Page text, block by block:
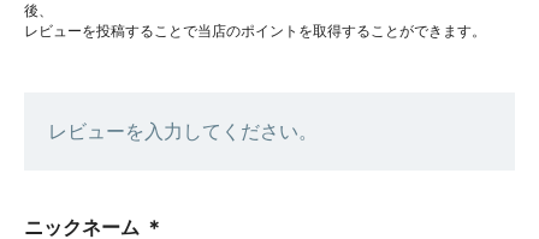
後、
レビューを投稿することで当店のポイントを取得することができます。
レビューを入力してください。
ニックネーム ＊